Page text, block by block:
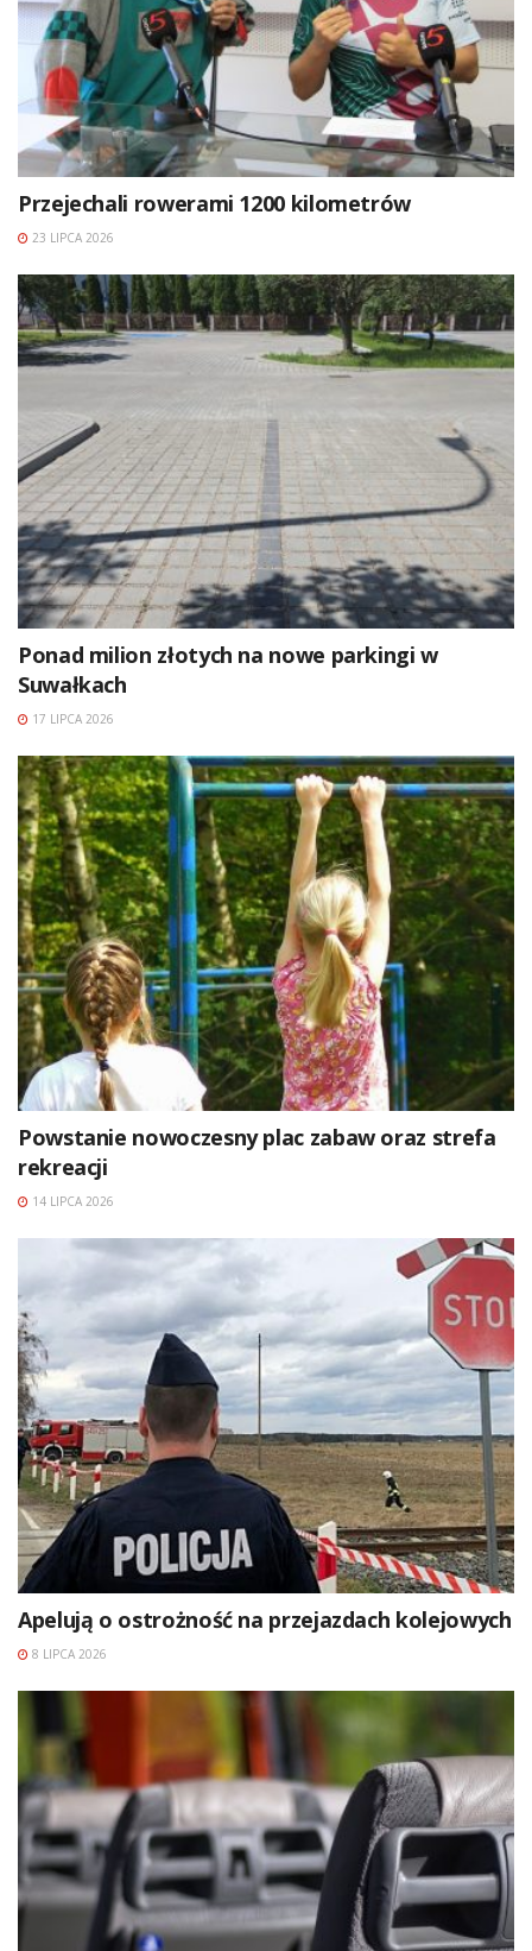
Przejechali rowerami 1200 kilometrów
23 LIPCA 2026
Ponad milion złotych na nowe parkingi w
Suwałkach
17 LIPCA 2026
Powstanie nowoczesny plac zabaw oraz strefa
rekreacji
14 LIPCA 2026
Apelują o ostrożność na przejazdach kolejowych
8 LIPCA 2026